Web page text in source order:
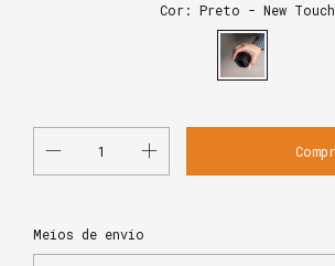
Cor: Preto - New Touch
Entregas para o CEP:
Meios de envio